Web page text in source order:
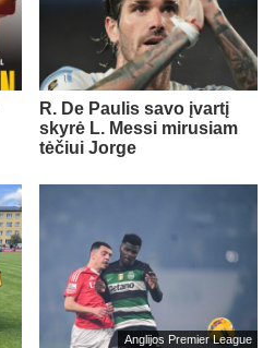
R. De Paulis savo įvartį
skyrė L. Messi mirusiam
tėčiui Jorge
Anglijos Premier League